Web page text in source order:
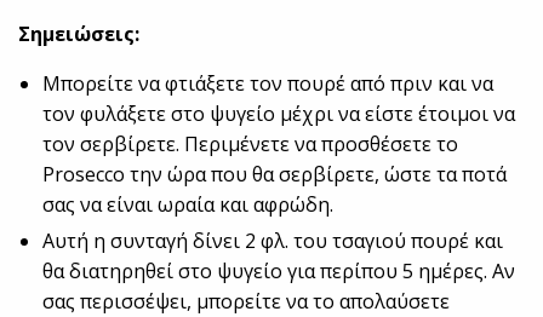
Σημειώσεις:
Μπορείτε να φτιάξετε τον πουρέ από πριν και να
τον φυλάξετε στο ψυγείο μέχρι να είστε έτοιμοι να
τον σερβίρετε. Περιμένετε να προσθέσετε το
Prosecco την ώρα που θα σερβίρετε, ώστε τα ποτά
σας να είναι ωραία και αφρώδη.
Αυτή η συνταγή δίνει 2 φλ. του τσαγιού πουρέ και
θα διατηρηθεί στο ψυγείο για περίπου 5 ημέρες. Αν
σας περισσέψει, μπορείτε να το απολαύσετε